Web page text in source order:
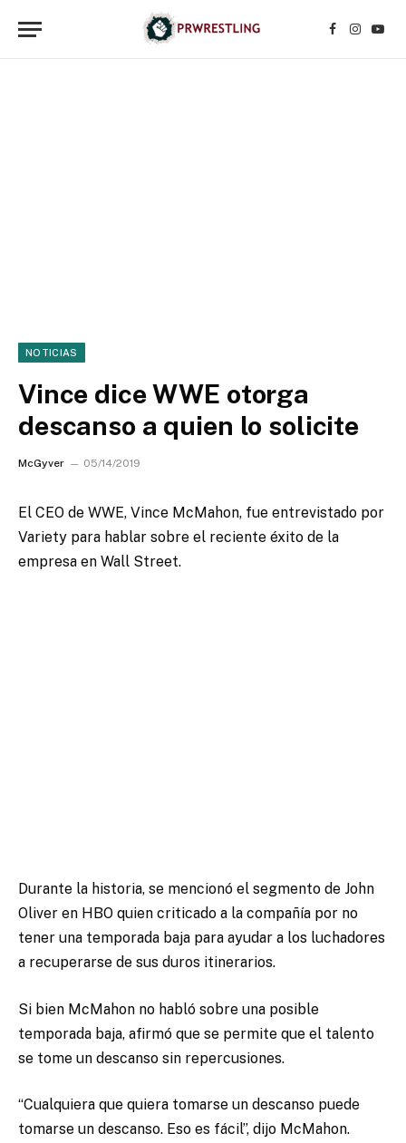
Facebook
NOTICIAS
Vince dice WWE otorga
descanso a quien lo solicite
McGyver 05/14/2019
El CEO de WWE, Vince McMahon, fue entrevistado por
Variety para hablar sobre el reciente éxito de la
empresa en Wall Street.
Durante la historia, se mencionó el segmento de John
Oliver en HBO quien criticado a la compañía por no
tener una temporada baja para ayudar a los luchadores
a recuperarse de sus duros itinerarios.
Si bien McMahon no habló sobre una posible
temporada baja, afirmó que se permite que el talento
se tome un descanso sin repercusiones.
“Cualquiera que quiera tomarse un descanso puede
tomarse un descanso. Eso es fácil”, dijo McMahon.